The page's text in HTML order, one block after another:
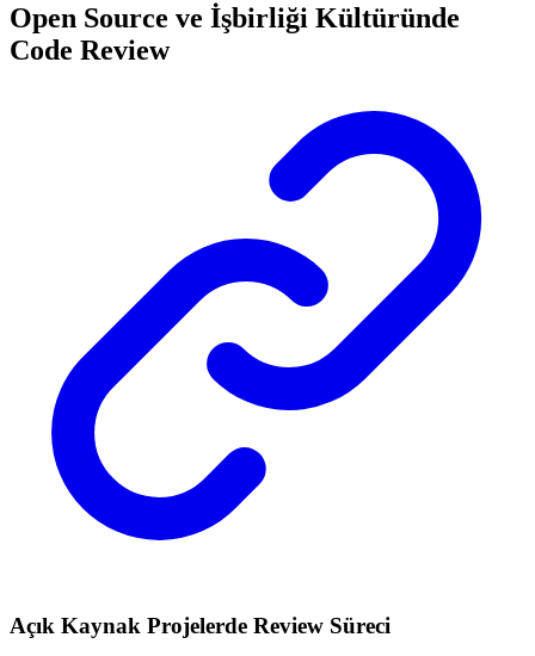
Open Source ve İşbirliği Kültüründe
Code Review
Açık Kaynak Projelerde Review Süreci